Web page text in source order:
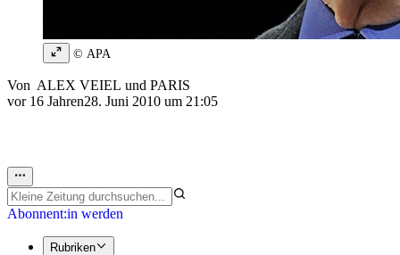
© APA
Von ALEX VEIEL und PARIS
vor 16 Jahren28. Juni 2010 um 21:05
Abonnent:in werden
Rubriken